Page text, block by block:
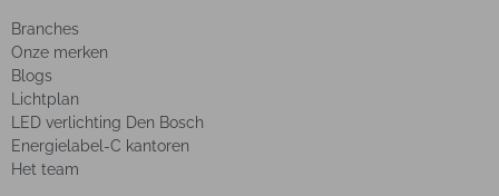
Branches
Onze merken
Blogs
Lichtplan
LED verlichting Den Bosch
Energielabel-C kantoren
Het team